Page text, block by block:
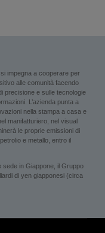
impegna a cooperare per
alle comunità facendo
precisione e sulle tecnologie
L’azienda punta a
nella stampa a casa e
manifatturiero, nel visual
le proprie emissioni di
e metallo, entro il
in Giappone, il Gruppo
di yen giapponesi (circa